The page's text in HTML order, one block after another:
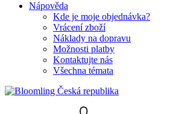
Nápověda
Kde je moje objednávka?
Vrácení zboží
Náklady na dopravu
Možnosti platby
Kontaktujte nás
Všechna témata